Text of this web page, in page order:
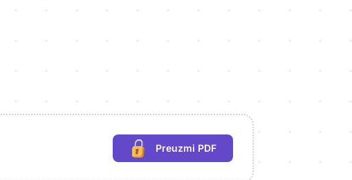
Preuzmi PDF
(potrebna prijava)